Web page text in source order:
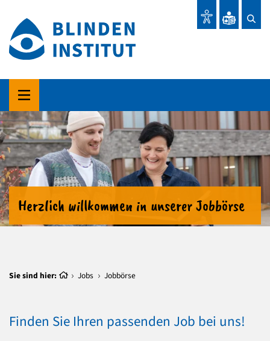
Herzlich willkommen in unserer Jobbörse
Sie sind hier: Jobs Jobbörse
Finden Sie Ihren passenden Job bei uns!